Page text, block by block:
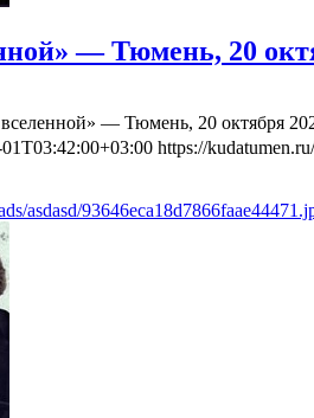
— Тюмень, 20
— Тюмень, 20 октября
https://
asdasd/